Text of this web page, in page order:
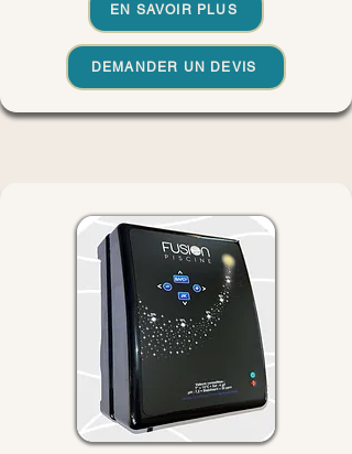
EN SAVOIR PLUS
DEMANDER UN DEVIS